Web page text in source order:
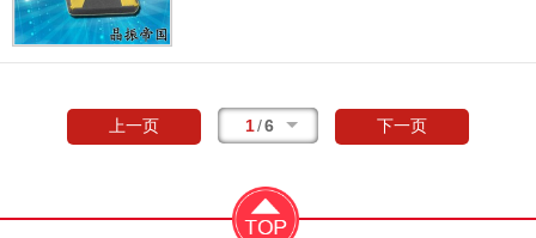
送器等应用。3215mm,Statek时钟晶
体,CX11V-SCSM1-
线网络晶振，高质量晶振，高可靠晶振，高性
能晶振，低损耗晶振，低功耗晶振，低耗能晶
石英晶体产品被广泛应用各个领域之中，尤其
适合用于多媒体设备，娱乐设备，仪器设备，
上一页 1/6 下一页